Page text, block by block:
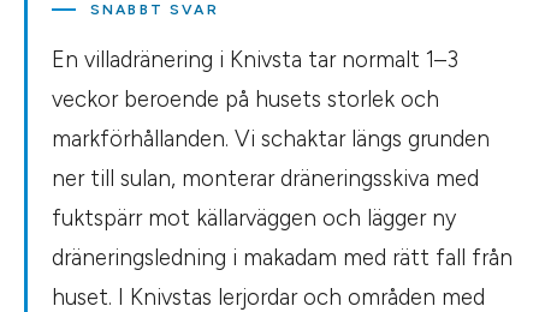
SNABBT SVAR
En villadränering i Knivsta tar normalt 1–3
veckor beroende på husets storlek och
markförhållanden. Vi schaktar längs grunden
ner till sulan, monterar dräneringsskiva med
fuktspärr mot källarväggen och lägger ny
dräneringsledning i makadam med rätt fall från
huset. I Knivstas lerjordar och områden med